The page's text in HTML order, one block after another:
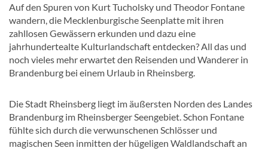
Auf den Spuren von Kurt Tucholsky und Theodor Fontane
wandern, die Mecklenburgische Seenplatte mit ihren
zahllosen Gewässern erkunden und dazu eine
jahrhundertealte Kulturlandschaft entdecken? All das und
noch vieles mehr erwartet den Reisenden und Wanderer in
Brandenburg bei einem Urlaub in Rheinsberg.
Die Stadt Rheinsberg liegt im äußersten Norden des Landes
Brandenburg im Rheinsberger Seengebiet. Schon Fontane
fühlte sich durch die verwunschenen Schlösser und
magischen Seen inmitten der hügeligen Waldlandschaft an